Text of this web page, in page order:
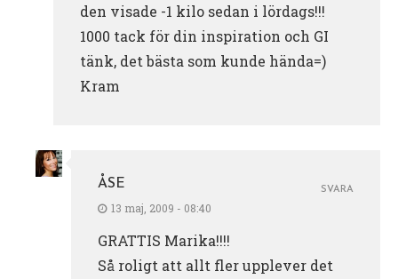
den visade -1 kilo sedan i lördags!!!
1000 tack för din inspiration och GI
tänk, det bästa som kunde hända=)
Kram
ÅSE
13 maj, 2009 - 08:40
GRATTIS Marika!!!!
Så roligt att allt fler upplever det
SVARA